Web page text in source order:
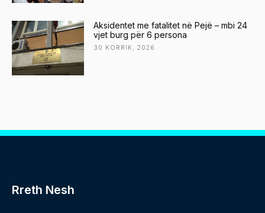
Aksidentet me fatalitet në Pejë – mbi 24
vjet burg për 6 persona
30 KORRIK, 2026
Rreth Nesh